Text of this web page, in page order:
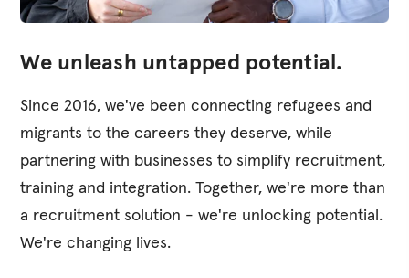
We unleash untapped potential.
Since 2016, we've been connecting refugees and
migrants to the careers they deserve, while
partnering with businesses to simplify recruitment,
training and integration. Together, we're more than
a recruitment solution - we're unlocking potential.
We're changing lives.